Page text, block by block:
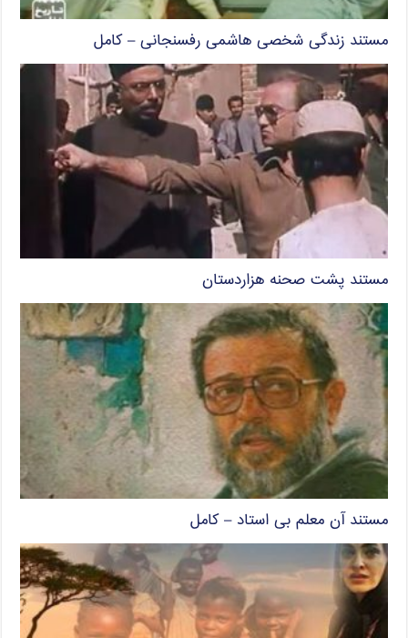
مستند زندگی شخصی هاشمی رفسنجانی – کامل
مستند پشت صحنه هزاردستان
مستند آن معلم بی استاد – کامل